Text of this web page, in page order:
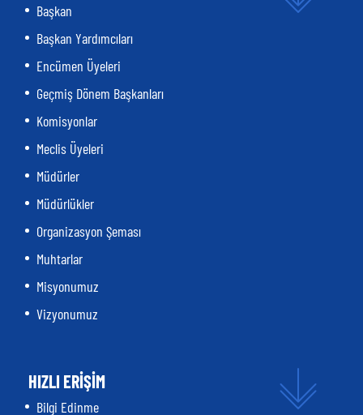
Başkan
Başkan Yardımcıları
Encümen Üyeleri
Geçmiş Dönem Başkanları
Komisyonlar
Meclis Üyeleri
Müdürler
Müdürlükler
Organizasyon Şeması
Muhtarlar
Misyonumuz
Vizyonumuz
HIZLI ERİŞİM
Bilgi Edinme